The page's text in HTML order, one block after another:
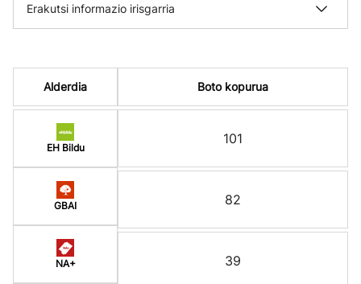
Erakutsi informazio irisgarria
Alderdia
EH Bildu
GBAI
NA+
Boto kopurua
101
82
39